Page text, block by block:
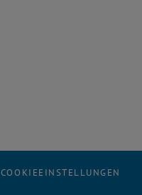
COOKIEEINSTELLUNGEN